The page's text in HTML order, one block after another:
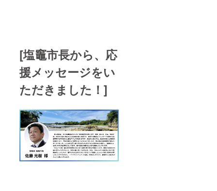
[塩竈市長から、応
援メッセージをい
ただきました！]